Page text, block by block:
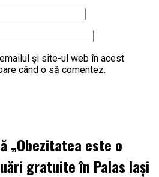
și site-ul web în acest
când o să comentez.
„Obezitatea este o
gratuite în Palas Iași